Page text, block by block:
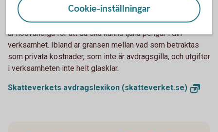
Har du en enskild firma får du göra avdrag för utgifter som
är nödvändiga för att du ska kunna tjäna pengar i din
verksamhet. Ibland är gränsen mellan vad som betraktas
som privata kostnader, som inte är avdragsgilla, och utgifter
i verksamheten inte helt glasklar.
Skatteverkets avdragslexikon (skatteverket.se)
Cookie-inställningar